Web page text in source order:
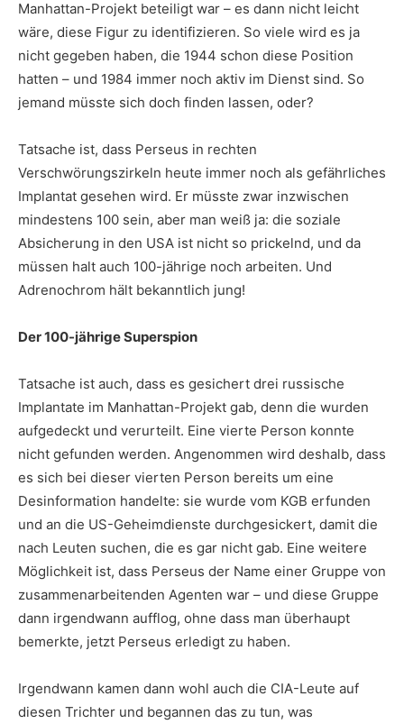
Manhattan-Projekt beteiligt war – es dann nicht leicht
wäre, diese Figur zu identifizieren. So viele wird es ja
nicht gegeben haben, die 1944 schon diese Position
hatten – und 1984 immer noch aktiv im Dienst sind. So
jemand müsste sich doch finden lassen, oder?
Tatsache ist, dass Perseus in rechten
Verschwörungszirkeln heute immer noch als gefährliches
Implantat gesehen wird. Er müsste zwar inzwischen
mindestens 100 sein, aber man weiß ja: die soziale
Absicherung in den USA ist nicht so prickelnd, und da
müssen halt auch 100-jährige noch arbeiten. Und
Adrenochrom hält bekanntlich jung!
Der 100-jährige Superspion
Tatsache ist auch, dass es gesichert drei russische
Implantate im Manhattan-Projekt gab, denn die wurden
aufgedeckt und verurteilt. Eine vierte Person konnte
nicht gefunden werden. Angenommen wird deshalb, dass
es sich bei dieser vierten Person bereits um eine
Desinformation handelte: sie wurde vom KGB erfunden
und an die US-Geheimdienste durchgesickert, damit die
nach Leuten suchen, die es gar nicht gab. Eine weitere
Möglichkeit ist, dass Perseus der Name einer Gruppe von
zusammenarbeitenden Agenten war – und diese Gruppe
dann irgendwann aufflog, ohne dass man überhaupt
bemerkte, jetzt Perseus erledigt zu haben.
Irgendwann kamen dann wohl auch die CIA-Leute auf
diesen Trichter und begannen das zu tun, was